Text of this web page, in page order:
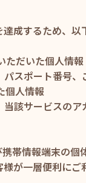
成するため、以
ただいた個人情報
スポート番号
個人情報
該サービスの
帯情報端末の個
が一層便利に